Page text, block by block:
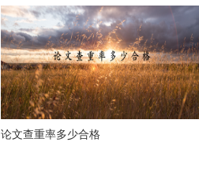
论文查重率多少合格